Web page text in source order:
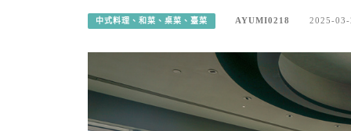
中式料理、和菜、桌菜、臺菜 AYUMI0218 2025-